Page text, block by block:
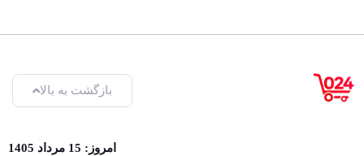
بازگشت به بالا
امروز: 15 مرداد 1405